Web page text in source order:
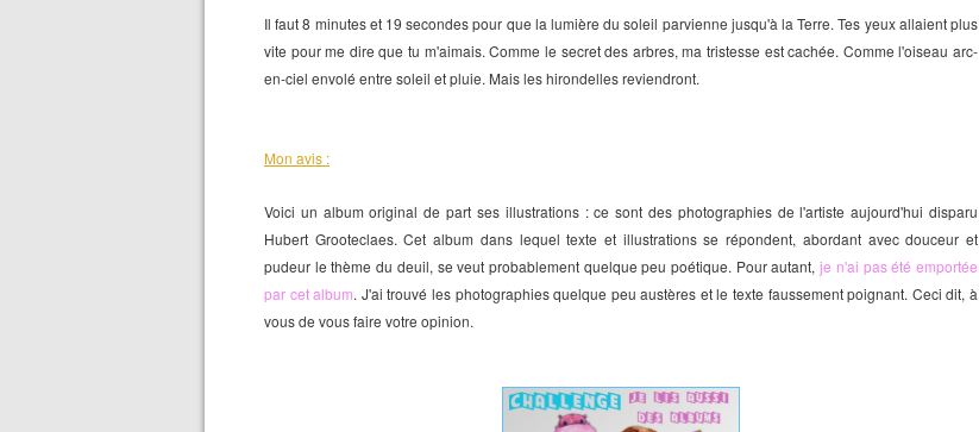
Il faut 8 minutes et 19 secondes pour que la lumière du soleil parvienne jusqu'à la Terre. Tes yeux allaient plus
vite pour me dire que tu m'aimais. Comme le secret des arbres, ma tristesse est cachée. Comme l'oiseau arc-
en-ciel envolé entre soleil et pluie. Mais les hirondelles reviendront.
Mon avis :
Voici un album original de part ses illustrations : ce sont des photographies de l'artiste aujourd'hui disparu
Hubert Grooteclaes. Cet album dans lequel texte et illustrations se répondent, abordantavec douceur et
pudeur le thème du deuil, se veut probablement quelque peu poétique. Pour autant,je n'ai pas été emportée
par cet album. J'ai trouvé les photographies quelque peu austères et le texte faussement poignant. Ceci dit, à
vous de vous faire votre opinion.